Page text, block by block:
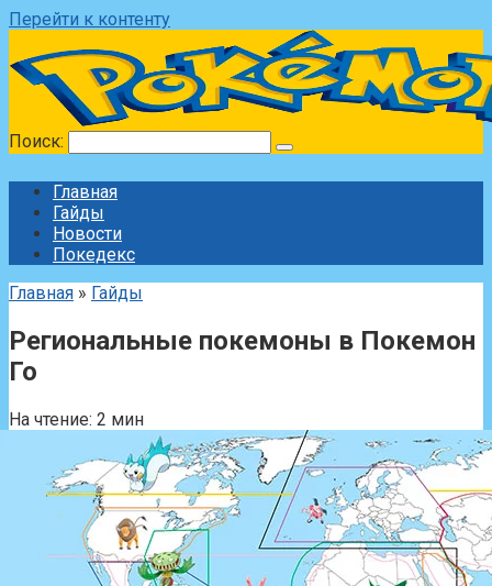
Перейти к контенту
Поиск:
Главная
Гайды
Новости
Покедекс
Главная » Гайды
Региональные покемоны в Покемон
Го
На чтение: 2 мин